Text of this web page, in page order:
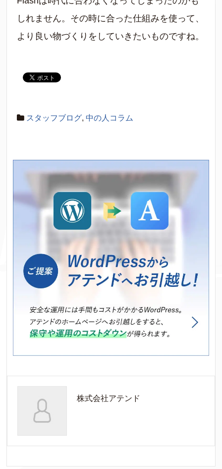
しれません。その時に合った仕組みを使って、
より良い物づくりをしていきたいものですね。
スタッフブログ,中の人コラム
株式会社アテンド